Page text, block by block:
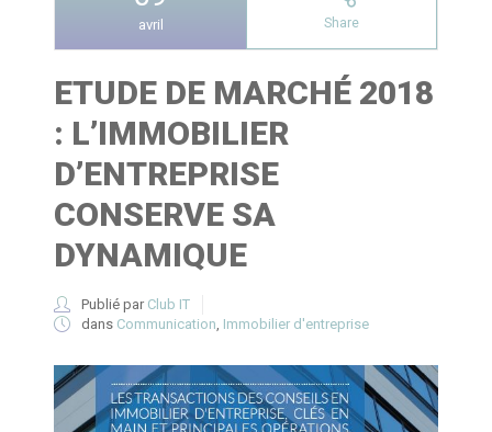
avril Share
ETUDE DE MARCHÉ 2018
: L’IMMOBILIER
D’ENTREPRISE
CONSERVE SA
DYNAMIQUE
Publié par Club IT
dans Communication, Immobilier d'entreprise